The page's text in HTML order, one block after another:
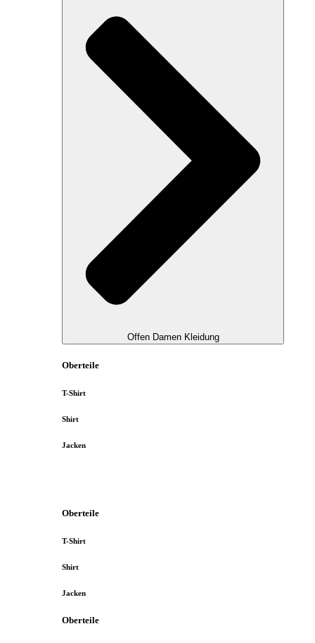
Offen Damen Kleidung
Oberteile
T-Shirt
Shirt
Jacken
Oberteile
T-Shirt
Shirt
Jacken
Oberteile